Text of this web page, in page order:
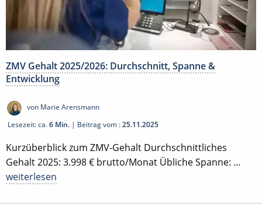
ZMV Gehalt 2025/2026: Durchschnitt, Spanne &
Entwicklung
von Marie Arensmann
Lesezeit: ca.6 Min. | Beitrag vom :25.11.2025
Kurzüberblick zum ZMV-Gehalt Durchschnittliches
Gehalt 2025: 3.998 € brutto/Monat Übliche Spanne: …
weiterlesen